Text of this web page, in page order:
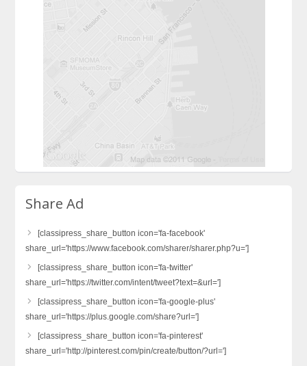
Share Ad
[classipress_share_button icon='fa-facebook'
share_url='https://www.facebook.com/sharer/sharer.php?u=']
[classipress_share_button icon='fa-twitter'
share_url='https://twitter.com/intent/tweet?text=&url=']
[classipress_share_button icon='fa-google-plus'
share_url='https://plus.google.com/share?url=']
[classipress_share_button icon='fa-pinterest'
share_url='http://pinterest.com/pin/create/button/?url=']